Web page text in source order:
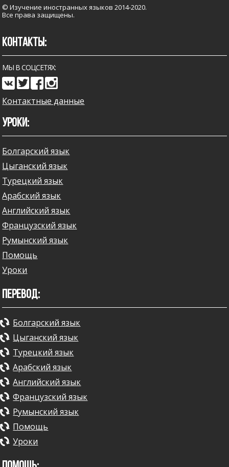
© Изучение иностранных языков 2014-2020.
Все права защищены.
УРОКИ:
Болгарский язык
Цыганский язык
Турецкий язык
Арабский язык
Английский язык
Французский язык
Румынский язык
Помощь
Уроки
ПЕРЕВОД:
Болгарский язык
Цыганский язык
Турецкий язык
Арабский язык
Английский язык
Французский язык
Румынский язык
Помощь
Уроки
КОНТАКТЫ:
МЫ В СОЦСЕТЯХ:
Контактные данные